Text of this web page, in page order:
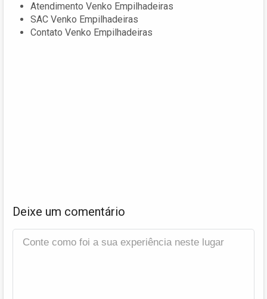
Atendimento Venko Empilhadeiras
SAC Venko Empilhadeiras
Contato Venko Empilhadeiras
Deixe um comentário